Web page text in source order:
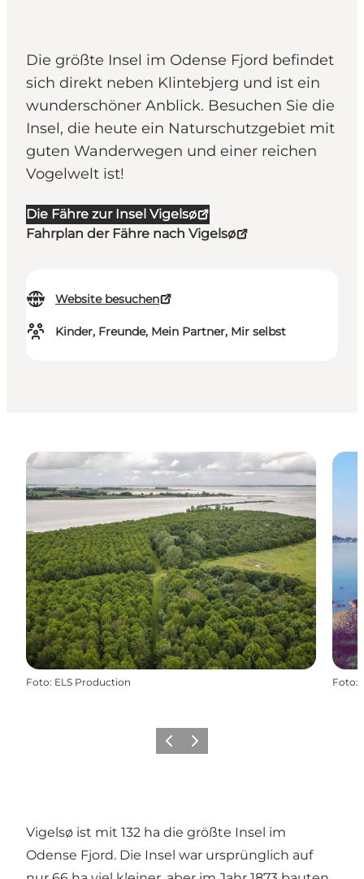
Die größte Insel im Odense Fjord befindet
sich direkt neben Klintebjerg und ist ein
wunderschöner Anblick. Besuchen Sie die
Insel, die heute ein Naturschutzgebiet mit
guten Wanderwegen und einer reichen
Vogelwelt ist!
Die Fähre zur Insel Vigelsø
Fahrplan der Fähre nach Vigelsø
Website besuchen
Kinder, Freunde, Mein Partner, Mir selbst
Foto: ELS Production Foto:
Vorherige Folie
Nächste Folie
Vigelsø ist mit 132 ha die größte Insel im
Odense Fjord. Die Insel war ursprünglich auf